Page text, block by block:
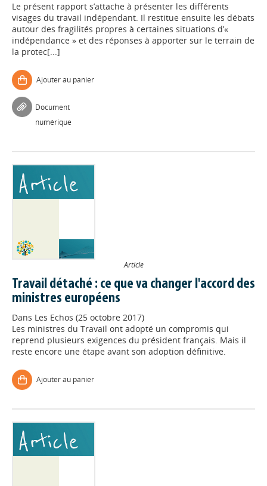
Le présent rapport s’attache à présenter les différents
visages du travail indépendant. Il restitue ensuite les débats
autour des fragilités propres à certaines situations d’«
indépendance » et des réponses à apporter sur le terrain de
la protec[...]
Ajouter au panier
Document
numérique
Article
Travail détaché : ce que va changer l'accord des
ministres européens
Dans Les Echos (25 octobre 2017)
Les ministres du Travail ont adopté un compromis qui
reprend plusieurs exigences du président français. Mais il
reste encore une étape avant son adoption définitive.
Ajouter au panier